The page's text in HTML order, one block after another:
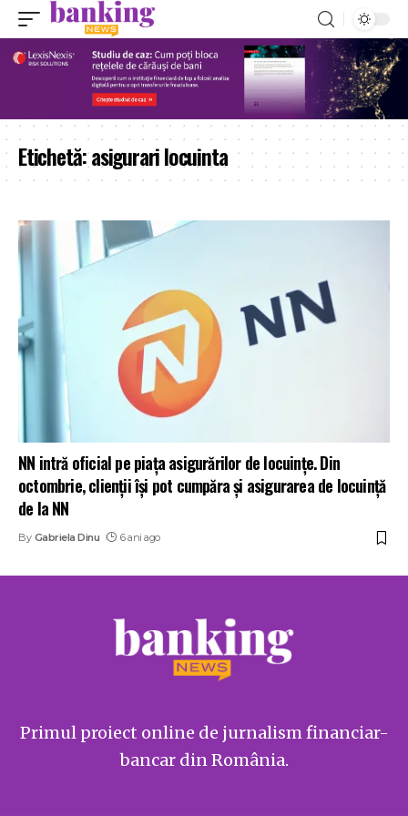
Etichetă:asigurari locuinta
NN intră oficial pe piața asigurărilor de locuințe. Din
octombrie, clienții își pot cumpăra și asigurarea de locuință
de la NN
By Gabriela Dinu 6 ani ago
Primul proiect online de jurnalism financiar-
bancar din România.